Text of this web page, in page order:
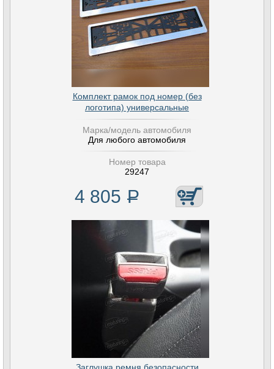
Комплект рамок под номер (без
логотипа) универсальные
Марка/модель автомобиля
Для любого автомобиля
Номер товара
29247
4 805 Р